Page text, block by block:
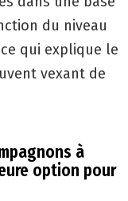
du niveau
qui explique le
vexant de
à
option pour